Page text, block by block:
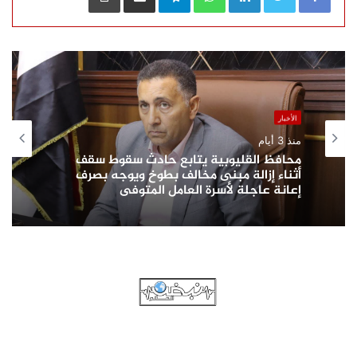
الأخبار
منذ 3 أيام
محافظ القليوبية يتابع حادث سقوط سقف
أثناء إزالة مبنى مخالف بطوخ ويوجه بصرف
إعانة عاجلة لأسرة العامل المتوفى